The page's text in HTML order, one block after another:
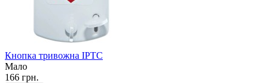
Кнопка тривожна ІРТС
Мало
166 грн.